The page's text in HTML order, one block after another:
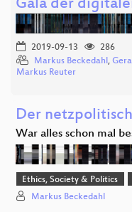
Gala der
2019-09-13
286
Markus Beckedahl,
Markus Reuter
Der
War alles schon mal
Ethics, Society & Politics
Markus Beckedahl